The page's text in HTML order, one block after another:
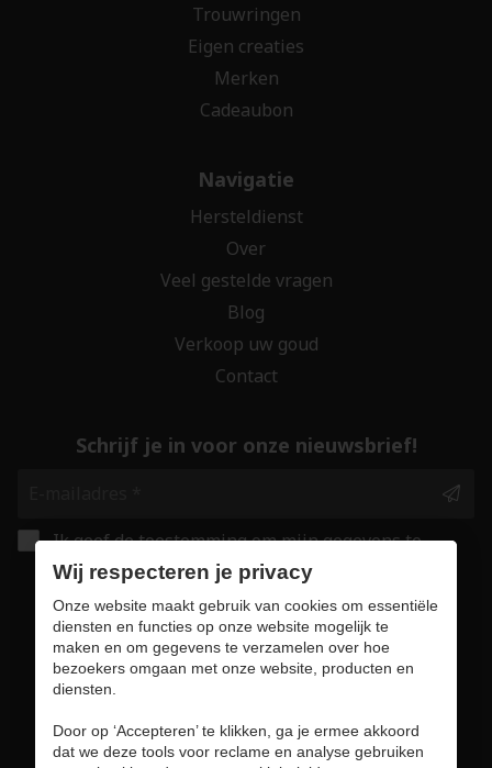
Trouwringen
Eigen creaties
Merken
Cadeaubon
Navigatie
Hersteldienst
Over
Veel gestelde vragen
Blog
Verkoop uw goud
Contact
Schrijf je in voor onze nieuwsbrief!
Ik geef de toestemming om mijn gegevens te
bewaren en verwerken zoals aangegeven in
onze
privacy statement. *
Veilig online winkelen
Wij respecteren je privacy
Onze website maakt gebruik van cookies om essentiële
diensten en functies op onze website mogelijk te
maken en om gegevens te verzamelen over hoe
bezoekers omgaan met onze website, producten en
diensten.
Door op ‘Accepteren’ te klikken, ga je ermee akkoord
dat we deze tools voor reclame en analyse gebruiken